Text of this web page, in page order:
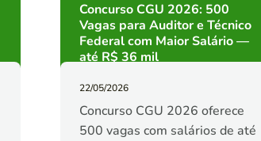
Concurso CGU 2026: 500
Vagas para Auditor e Técnico
Federal com Maior Salário —
até R$ 36 mil
22/05/2026
Concurso CGU 2026 oferece
500 vagas com salários de até